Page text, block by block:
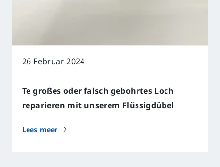
26 Februar 2024
Te großes oder falsch gebohrtes Loch
reparieren mit unserem Flüssigdübel
Lees meer